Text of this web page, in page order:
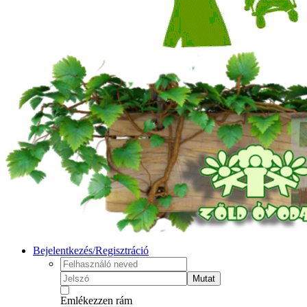
Bejelentkezés/Regisztráció
Mutat
Emlékezzen rám